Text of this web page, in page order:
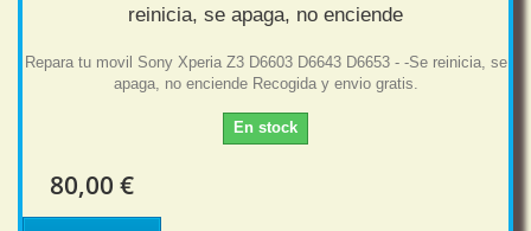
reinicia, se apaga, no enciende
Repara tu movil Sony Xperia Z3 D6603 D6643 D6653 - -Se reinicia, se
apaga, no enciende Recogida y envio gratis.
En stock
80,00 €